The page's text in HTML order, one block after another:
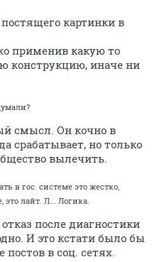
картинки в
применив какую то
конструкцию, иначе ни
смысл. Он кочно в
срабатывает, но только
вылечить.
в гос. системе это жестко,
лайт. Л... Логика.
после диагностики
И это кстати было бы
постов в соц. сетях.